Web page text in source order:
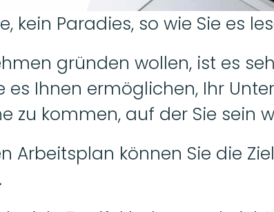
kein Paradies, so wie Sie es
gründen wollen, ist es
es Ihnen ermöglichen, Ihr
zu kommen, auf der Sie sein
Arbeitsplan können Sie die